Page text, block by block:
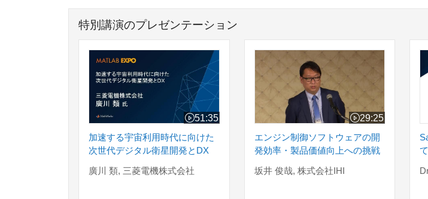
特別講演のプレゼンテーション
加速する宇宙利用時代に向けた次世代デジタル衛星開発とDX
51:35
ビデオの長さ 51:35
加速する宇宙利用時代に向けた
次世代デジタル衛星開発とDX
廣川 類, 三菱電機株式会社
エンジン制御ソフトウェアの開発効率
29:25
ビデオの長さ
エンジン制御ソフトウェアの開
発効率・製品価値向上への挑戦
坂井 俊哉, 株式会社IHI